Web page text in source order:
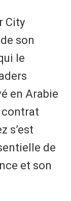
City
son
le
en Arabie
contrat
s’est
de
et son